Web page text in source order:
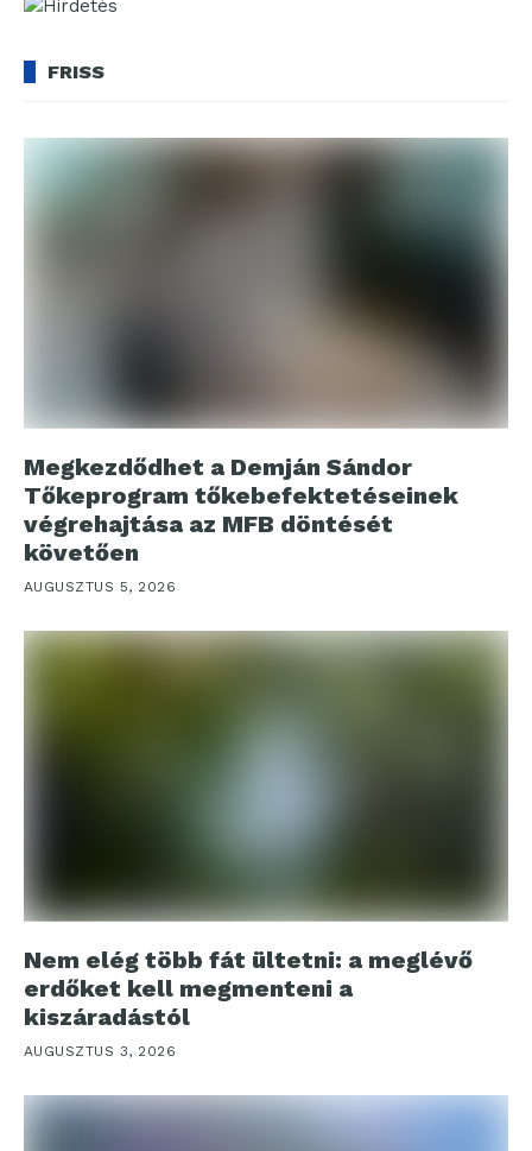
FRISS
Megkezdődhet a Demján Sándor
Tőkeprogram tőkebefektetéseinek
végrehajtása az MFB döntését
követően
AUGUSZTUS 5, 2026
Nem elég több fát ültetni: a meglévő
erdőket kell megmenteni a
kiszáradástól
AUGUSZTUS 3, 2026